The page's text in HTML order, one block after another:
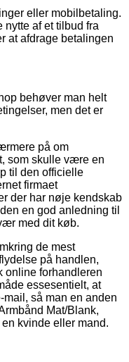
eller mobilbetaling.
af et tilbud fra
at afdrage betalingen
behøver man helt
men det er
på om
som skulle være en
til den officielle
firmaet
der har nøje kendskab
en god anledning til
med dit køb.
de mest
på handlen,
online forhandleren
essesentielt, at
så man en anden
Mat/Blank,
kvinde eller mand.